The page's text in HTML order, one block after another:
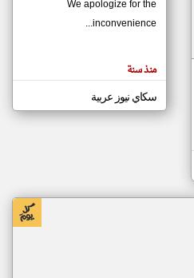
مصادر الأخبار من موريتانيا
اخبار موريتانيا على مدار الساعة
أهم اخبار موريتانيا العاجلة والمباشرة
We apologize for the
inconvenience...
منذ سنة
سكاي نيوز عربية
klyoum.com